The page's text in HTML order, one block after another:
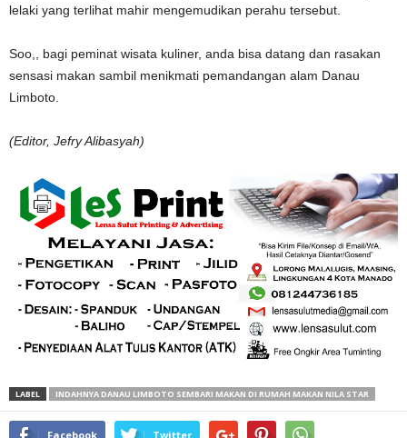
lelaki yang terlihat mahir mengemudikan perahu tersebut.
Soo,, bagi peminat wisata kuliner, anda bisa datang dan rasakan
sensasi makan sambil menikmati pemandangan alam Danau
Limboto.
(Editor, Jefry Alibasyah)
LABEL INDAHNYA DANAU LIMBOTO SEMBARI MAKAN DI RUMAH MAKAN NILA STAR
Facebook Twitter